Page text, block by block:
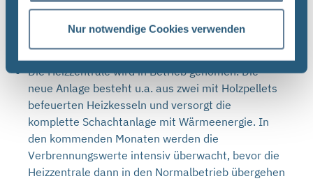
Nur notwendige Cookies verwenden
Nach einer witterungsbedingten Unterbrechung
setzt eine Baufirma die Errichtung des Staukanals
Die Heizzentrale wird in Betrieb genomen. Die
neue Anlage besteht u.a. aus zwei mit Holzpellets
befeuerten Heizkesseln und versorgt die
komplette Schachtanlage mit Wärmeenergie. In
den kommenden Monaten werden die
Verbrennungswerte intensiv überwacht, bevor die
Heizzentrale dann in den Normalbetrieb übergehen